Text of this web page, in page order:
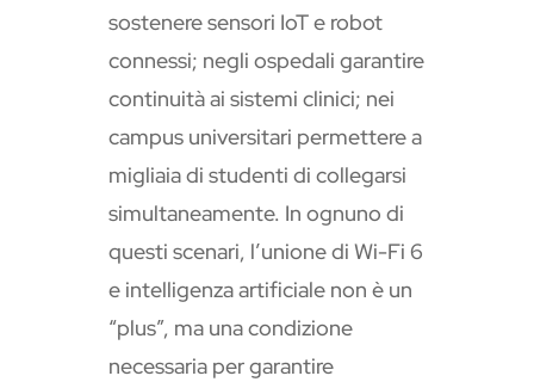
sostenere sensori IoT e robot
connessi; negli ospedali garantire
continuità ai sistemi clinici; nei
campus universitari permettere a
migliaia di studenti di collegarsi
simultaneamente. In ognuno di
questi scenari, l’unione di Wi-Fi 6
e intelligenza artificiale non è un
“plus”, ma una condizione
necessaria per garantire